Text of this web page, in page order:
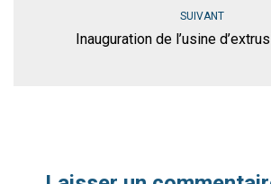
SUIVANT
Inauguration de l’usine